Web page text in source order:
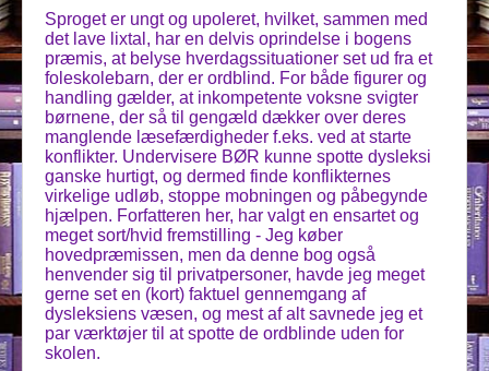
Sproget er ungt og upoleret, hvilket, sammen med
det lave lixtal, har en delvis oprindelse i bogens
præmis, at belyse hverdagssituationer set ud fra et
foleskolebarn, der er ordblind. For både figurer og
handling gælder, at inkompetente voksne svigter
børnene, der så til gengæld dækker over deres
manglende læsefærdigheder f.eks. ved at starte
konflikter. Undervisere BØR kunne spotte dysleksi
ganske hurtigt, og dermed finde konflikternes
virkelige udløb, stoppe mobningen og påbegynde
hjælpen. Forfatteren her, har valgt en ensartet og
meget sort/hvid fremstilling - Jeg køber
hovedpræmissen, men da denne bog også
henvender sig til privatpersoner, havde jeg meget
gerne set en (kort) faktuel gennemgang af
dysleksiens væsen, og mest af alt savnede jeg et
par værktøjer til at spotte de ordblinde uden for
skolen.